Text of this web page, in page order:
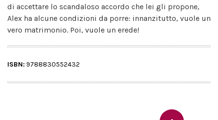
di accettare lo scandaloso accordo che lei gli propone,
Alex ha alcune condizioni da porre: innanzitutto, vuole un
vero matrimonio. Poi, vuole un erede!
ISBN: 9788830552432